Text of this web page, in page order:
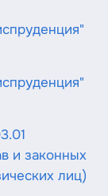
и законных
лиц)